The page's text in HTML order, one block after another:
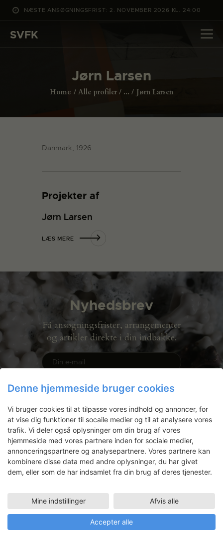
NÆSTE ANSØGNINGSFRIST: 2. NOVEMBER 2026 KL. 24:00
SVFK
Jørn Larsen
Home Alle profiler ... Jørn Larsen
DET SKER
ANSØG
ENGLISH
Danmark, 1926
Projekter af
Jørn Larsen
LÆS MERE
Nyhedsbrev
Få ansøgningsfrister, arrangementer
og artikler direkte i din indbakke.
Gammel Dok Pakhus
Strandgade 27 B
1401 København K
Denne hjemmeside bruger cookies
Vi bruger cookies til at tilpasse vores indhold og annoncer, for
at vise dig funktioner til socaile medier og til at analysere vores
trafik. Vi deler også oplysninger om din brug af vores
hjemmeside med vores partnere inden for sociale medier,
annonceringspartnere og analysepartnere. Vores partnere kan
kombinere disse data med andre oplysninger, du har givet
dem, eller som de har indsamlet fra din brug af deres tjenester.
Mine indstillinger Afvis alle
Accepter alle